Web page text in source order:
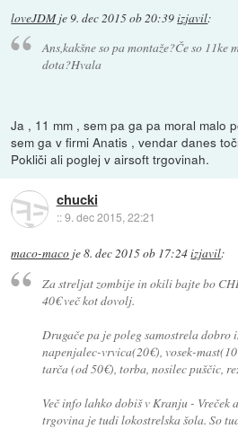
loveJDMje 9. dec 2015 ob 20:39izjavil:
Ans,kakšne so pa montaže?Če so 11ke
dota?Hvala
Ja , 11 mm , sem pa ga pa moral malo
sem ga v firmi Anatis , vendar danes
Pokliči ali poglej v airsoft trgovinah.
chucki
::9. dec 2015, 22:21
maco-maco je8. dec 2015 ob 17:24izjavil:
Za streljat zombije in okili bajte bo
40€ več kot dovolj.
Drugače pa je poleg samostrela dobro
napenjalec-vrvica(20€), vosek-
tarča (od 50€), torba, nosilec puščic,
Več info lahko dobiš v Kranju - Vreček
trgovina je tudi lokostrelska šola. So